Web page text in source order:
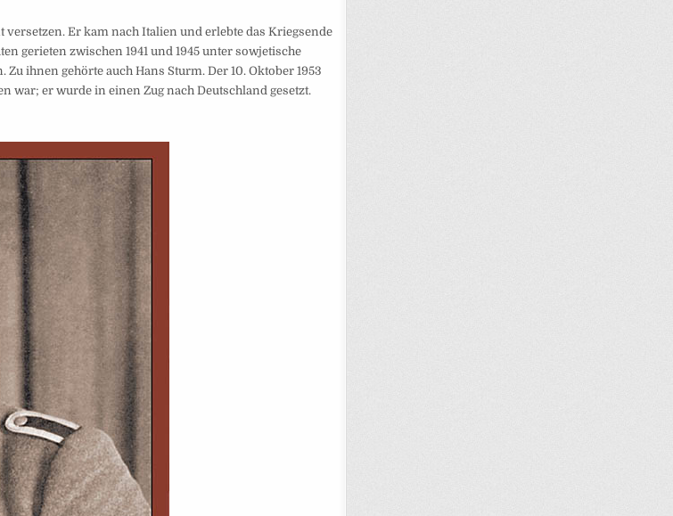
Er kam nach Italien und erlebte das Kriegsende
gerieten zwischen 1941 und 1945 unter sowjetische
ihnen gehörte auch Hans Sturm. Der 10. Oktober 1953
war; er wurde in einen Zug nach Deutschland gesetzt.